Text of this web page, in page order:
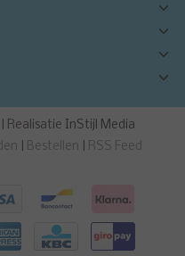
Realisatie InStijl Media
Bestellen RSS Feed